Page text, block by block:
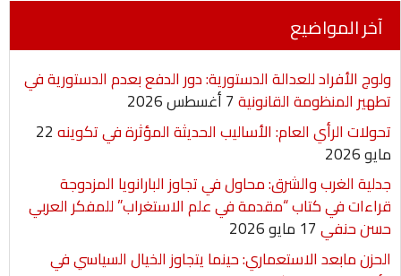
آخر المواضيع
ولوج الأفراد للعدالة الدستورية: دور الدفع بعدم الدستورية في
تطهير المنظومة القانونية7 أغسطس 2026
تحولات الرأي العام: الأساليب الحديثة المؤثرة في تكوينه22
مايو 2026
جدلية الغرب والشرق: محاول في تجاوز البارانويا المزدوجة
قراءات في كتاب “مقدمة في علم الاستغراب” للمفكر العربي
حسن حنفي17 مايو 2026
الحزن مابعد الاستعماري: حينما يتجاوز الخيال السياسي في